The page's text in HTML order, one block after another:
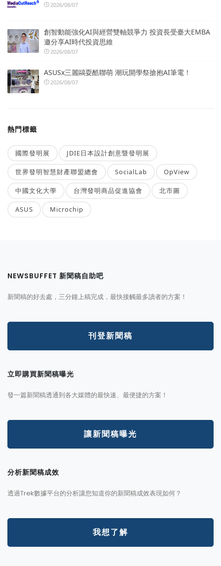
2026/08/07
創智動能強化AI與經營雙軸競爭力 投資長受臺大EMBA
邀分享AI時代投資思維
2026/08/07
ASUSx三麗鷗耍酷聯萌 潮玩開學祭搶抱AI筆電！
2026/08/07
熱門標籤
國際發明展 JDIE日本設計創意暨發明展
世界發明智慧財產聯盟總會 SocialLab OpView
中國文化大學 台灣發明商品促進協會 北市圖
ASUS Microchip
NEWSBUFFET 新聞稿自助吧
新聞稿的好去處，三分鐘上稿完成，最快接觸最多讀者的方案！
刊登新聞稿
立即購買新聞稿曝光
發一篇新聞稿透通到各大媒體的最快速、最便捷的方案！
讓新聞稿曝光
分析新聞稿成效
透過Trek數據平台的分析讓您知道你的新聞稿成效表現如何？
我想了解